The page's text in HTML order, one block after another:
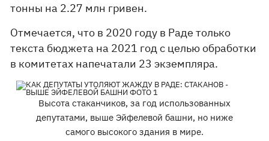
тонны на 2.27 млн гривен.
Отмечается, что в 2020 году в Раде только
текста бюджета на 2021 год с целью обработки
в комитетах напечатали 23 экземпляра.
Высота стаканчиков, за год использованных
депутатами, выше Эйфелевой башни, но ниже
самого высокого здания в мире.